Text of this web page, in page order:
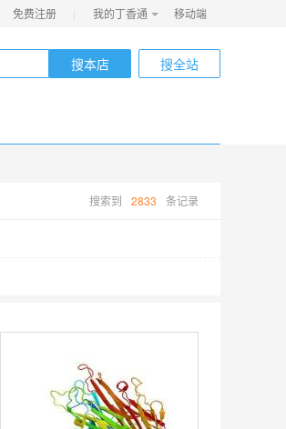
免费注册 我的丁香通 移动端
搜本店 搜全站
搜索到 2833 条记录